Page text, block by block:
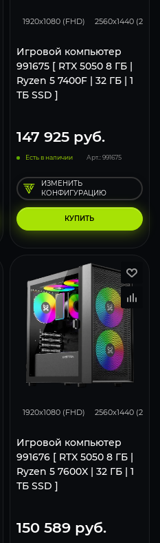
3840x2160 (4K)
1920x1080 (FHD) 2560x1440 (2K)
Игровой компьютер
991675 [ RTX 5050 8 ГБ |
Ryzen 5 7400F | 32 ГБ | 1
ТБ SSD ]
147 925руб.
Есть в наличии Арт.: 991675
КУПИТЬ
ИЗМЕНИТЬ
КОНФИГУРАЦИЮ
3840x2160 (4K)
1920x1080 (FHD) 2560x1440 (2K)
Игровой компьютер
991676 [ RTX 5050 8 ГБ |
Ryzen 5 7600X | 32 ГБ | 1
ТБ SSD ]
150 589руб.